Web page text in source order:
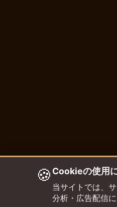
🍪 Cookieの使用
当サイトでは、
分析・広告配信